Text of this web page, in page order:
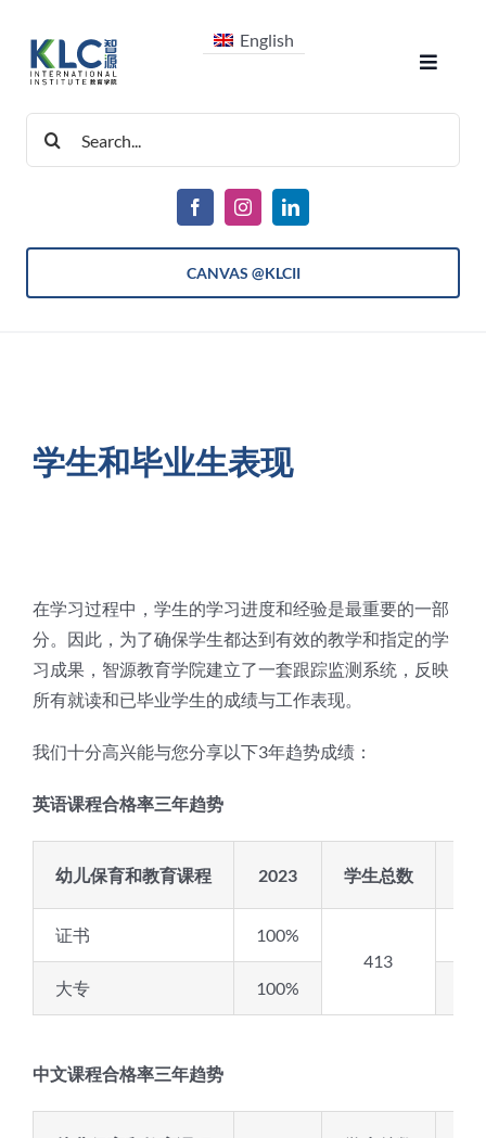
English
Toggle
课程
入学信息
最新消息
索：
CANVAS @KLCII
学生和毕业生表现
在学习过程中，学生的学习进度和经验是最重要的一部
分。因此，为了确保学生都达到有效的教学和指定的学
习成果，智源教育学院建立了一套跟踪监测系统，反映
所有就读和已毕业学生的成绩与工作表现。
我们十分高兴能与您分享以下3年趋势成绩：
英语课程合格率三年趋势
幼儿保育和教育课程 2023 学生总数
证书
100%
413
大专 100%
中文课程合格率三年趋势